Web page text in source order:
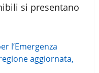
si presentano